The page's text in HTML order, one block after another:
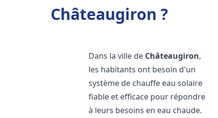
Châteaugiron ?
Dans la ville de Châteaugiron,
les habitants ont besoin d'un
système de chauffe eau solaire
fiable et efficace pour répondre
à leurs besoins en eau chaude.